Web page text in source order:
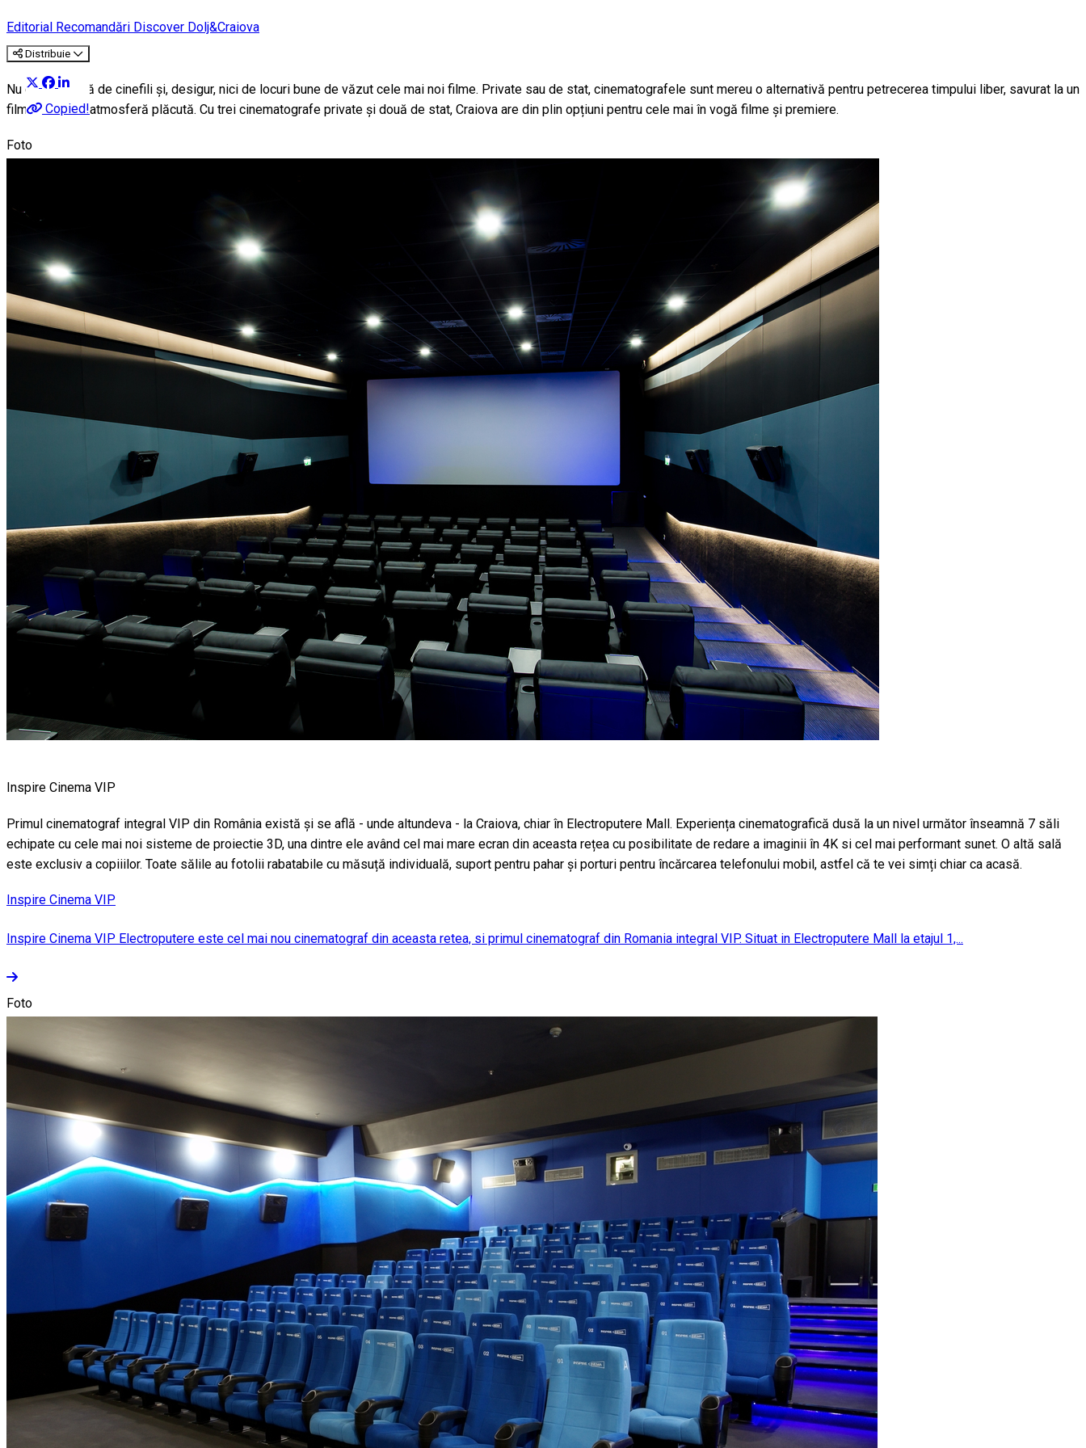
Editorial Recomandări Discover Dolj&Craiova
Distribuie
Copied!
Nu ducem lipsă de cinefili și, desigur, nici de locuri bune de văzut cele mai noi filme. Private sau de stat, cinematografele sunt mereu o alternativă pentru petrecerea timpului liber, savurat la un
film bun, într-o atmosferă plăcută. Cu trei cinematografe private și două de stat, Craiova are din plin opțiuni pentru cele mai în vogă filme și premiere.
Foto
Inspire Cinema VIP
Primul cinematograf integral VIP din România există și se află - unde altundeva - la Craiova, chiar în Electroputere Mall. Experiența cinematografică dusă la un nivel următor înseamnă 7 săli
echipate cu cele mai noi sisteme de proiectie 3D, una dintre ele având cel mai mare ecran din aceasta rețea cu posibilitate de redare a imaginii în 4K si cel mai performant sunet. O altă sală
este exclusiv a copiiilor. Toate sălile au fotolii rabatabile cu măsuță individuală, suport pentru pahar și porturi pentru încărcarea telefonului mobil, astfel că te vei simți chiar ca acasă.
Inspire Cinema VIP
Inspire Cinema VIP Electroputere este cel mai nou cinematograf din aceasta retea, si primul cinematograf din Romania integral VIP. Situat in Electroputere Mall la etajul 1,...
Foto